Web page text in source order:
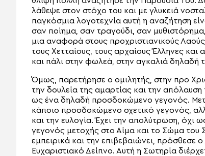
λάθεψε στον στόχο του και με γλυκειά
παγκόσμια λογοτεχνία αυτή η αναζήτηση
σαν ποίημα, σαν τραγούδι, σαν
μια αναφορά στους προχριστιανικούς
τους Χετταίους, τους αρχαίους Έλληνες
και πάλι στην φωλεά, στην αγκαλιά δηλαδή
Όμως, παρετήρησε ο ομιλητής, στην προ
την δουλεία της αμαρτίας και την
ως ένα δηλαδή προσδοκώμενο γεγονός.
κάποιο προσδοκώμενο σχετικό γεγονός,
και την ευλογία. Έχει την απολύτρωση,
γεγονός μετοχής στο Αίμα και το Σώμα του
εμπειρικά και την επιβεβαιώνει,
Ευχαριστιακό Δείπνο. Αυτή η Σωτηρία